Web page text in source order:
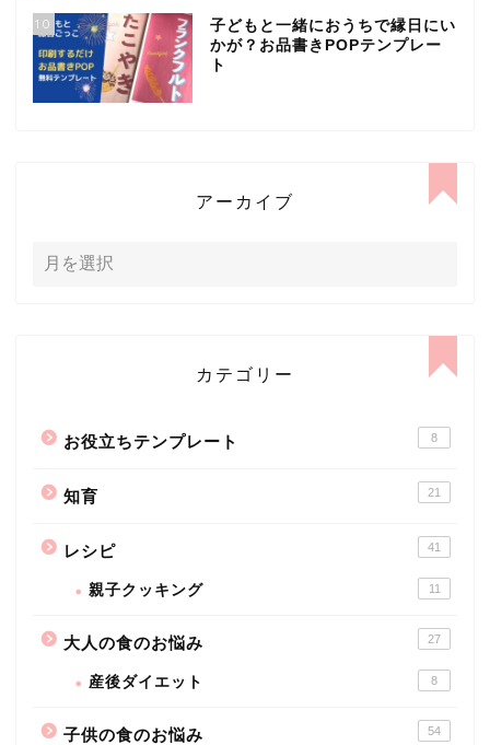
10
子どもと一緒におうちで縁日にい
かが？お品書きPOPテンプレー
ト
アーカイブ
カテゴリー
お役立ちテンプレート 8
知育 21
レシピ 41
親子クッキング 11
大人の食のお悩み 27
産後ダイエット 8
子供の食のお悩み 54